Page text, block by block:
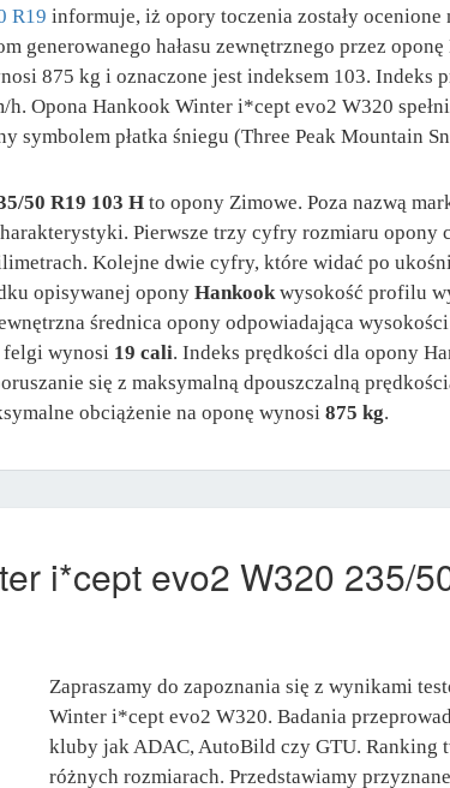
R19 informuje, iż opory toczenia zostały
generowanego hałasu zewnętrznego przez
875 kg i oznaczone jest indeksem 103. Indeks
h. Opona Hankook Winter i*cept evo2 W320
symbolem płatka śniegu (Three Peak Mountain
50 R19 103 H to opony Zimowe. Poza nazwą
Pierwsze trzy cyfry rozmiaru opony
Kolejne dwie cyfry, które widać po
opisywanej opony Hankookwysokość profilu
średnica opony odpowiadająca
felgi wynosi 19 cali. Indeks prędkości dla opony
się z maksymalną dpouszczalną
obciążenie na oponę wynosi 875 kg.
i*cept evo2 W320 235/
Zapraszamy do zapoznania się z wynikami
Winter i*cept evo2 W320. Badania
kluby jak ADAC, AutoBild czy GTU. Ranking
różnych rozmiarach. Przedstawiamy